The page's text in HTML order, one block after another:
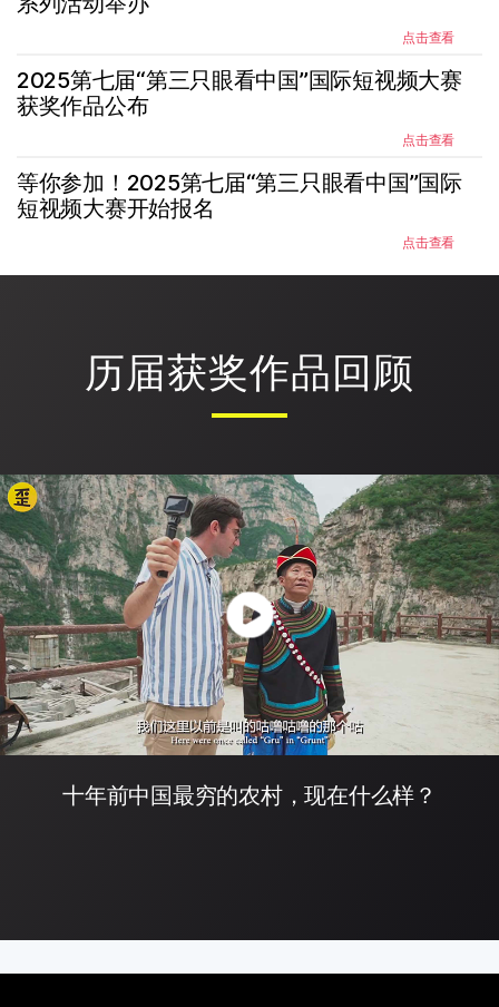
点击查看
2025第七届“第三只眼看中国”国际短视频大赛
获奖作品公布
点击查看
等你参加！2025第七届“第三只眼看中国”国际
短视频大赛开始报名
点击查看
历届获奖作品回顾
十年前中国最穷的农村，现在什么样？